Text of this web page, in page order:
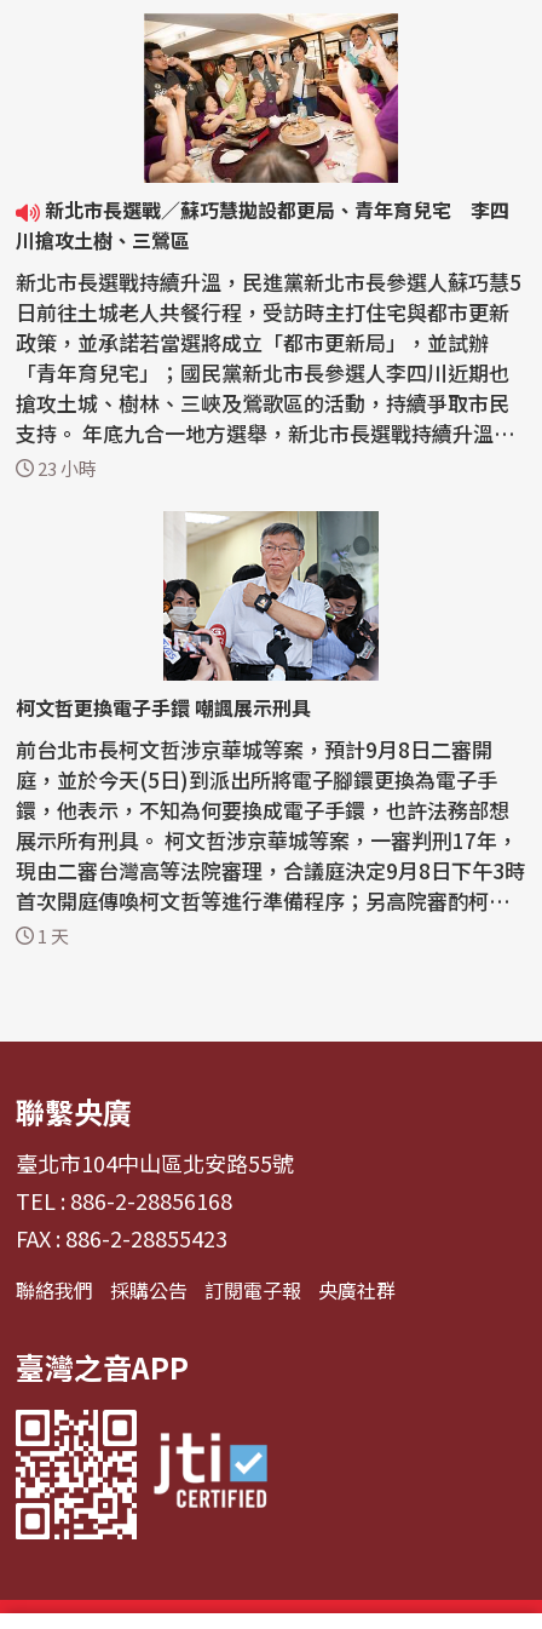
川搶攻土樹、三鶯區
新北市長選戰持續升溫，民進黨新北市長參選人蘇巧慧5
日前往土城老人共餐行程，受訪時主打住宅與都市更新
政策，並承諾若當選將成立「都市更新局」，並試辦
「青年育兒宅」；國民黨新北市長參選人李四川近期也
搶攻土城、樹林、三峽及鶯歌區的活動，持續爭取市民
支持。 年底九合一地方選舉，新北市長選戰持續升溫，
民進黨...
23 小時
柯文哲更換電子手鐶 嘲諷展示刑具
前台北市長柯文哲涉京華城等案，預計9月8日二審開
庭，並於今天(5日)到派出所將電子腳鐶更換為電子手
鐶，他表示，不知為何要換成電子手鐶，也許法務部想
展示所有刑具。 柯文哲涉京華城等案，一審判刑17年，
現由二審台灣高等法院審理，合議庭決定9月8日下午3時
首次開庭傳喚柯文哲等進行準備程序；另高院審酌柯文
哲監控期...
1 天
聯繫央廣
臺北市104中山區北安路55號
TEL : 886-2-28856168
FAX : 886-2-28855423
聯絡我們 採購公告 訂閱電子報 央廣社群
臺灣之音APP